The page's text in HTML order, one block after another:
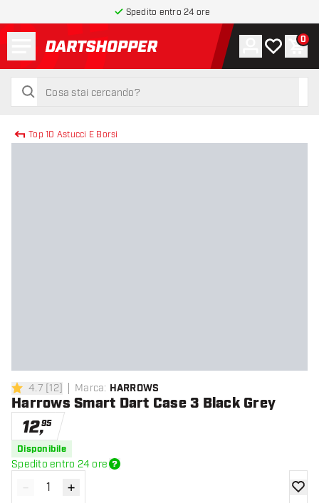
Spedito entro 24 ore
torna alla home page
cerca
cerca
Account
La mia0
Top 10 Astucci E Borsi
4.7 stelle di valutazione
4.7 [12] Marca: HARROWS
Harrows Smart Dart Case 3 Black Grey
12,95
Disponibile
Spedito entro 24 ore
Diminuisci quantità
- Aumenta quantità
+